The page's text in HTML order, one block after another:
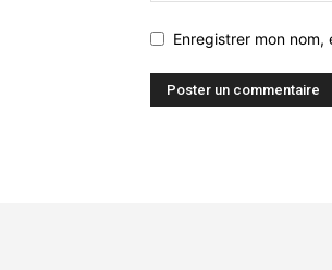
Enregistrer mon